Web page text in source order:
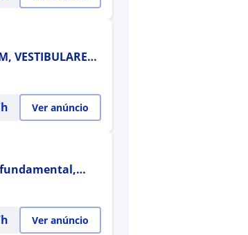
VESTIBULARES
Ver anúncio
Ver anúncio